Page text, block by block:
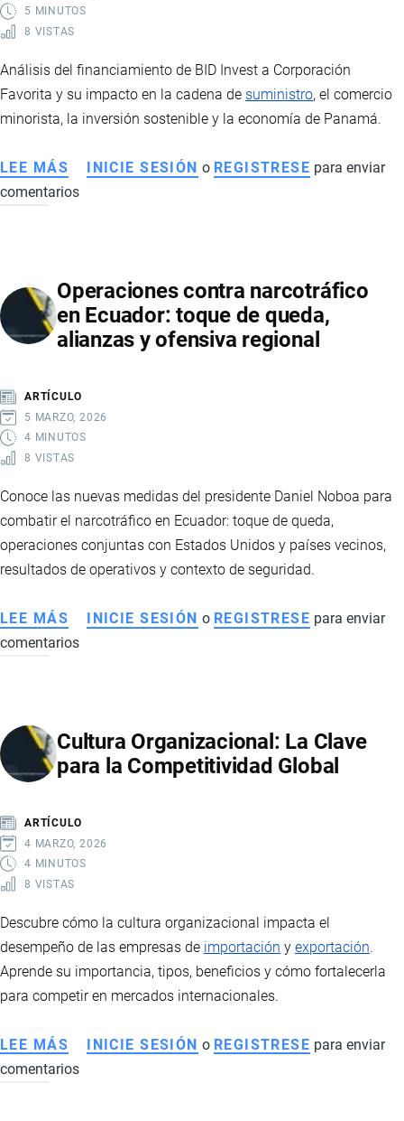
LOGÍSTICA
Y
5 MINUTOS
8 VISTAS
Análisis del financiamiento de BID Invest a Corporación
Favorita y su impacto en la cadena de suministro, el comercio
minorista, la inversión sostenible y la economía de Panamá.
LEE MÁS SOBRE
FINANCIAMIENTO
A
CORPORACIÓN
FAVORITA
INICIE SESIÓN o REGISTRESE para enviar
comentarios
Operaciones contra narcotráfico
en Ecuador: toque de queda,
alianzas y ofensiva regional
ARTÍCULO
5 MARZO, 2026
4 MINUTOS
8 VISTAS
Conoce las nuevas medidas del presidente Daniel Noboa para
combatir el narcotráfico en Ecuador: toque de queda,
operaciones conjuntas con Estados Unidos y países vecinos,
resultados de operativos y contexto de seguridad.
LEE MÁS SOBRE
OPERACIONES
ECUADOR:
TOQUE
ALIANZAS
Y
OFENSIVA
INICIE SESIÓN o REGISTRESE para enviar
comentarios
Cultura Organizacional: La Clave
para la Competitividad Global
ARTÍCULO
4 MARZO, 2026
4 MINUTOS
8 VISTAS
Descubre cómo la cultura organizacional impacta el
desempeño de las empresas de importación y exportación.
Aprende su importancia, tipos, beneficios y cómo fortalecerla
para competir en mercados internacionales.
LEE MÁS SOBRE
CULTURA
INICIE SESIÓN o REGISTRESE para enviar
comentarios